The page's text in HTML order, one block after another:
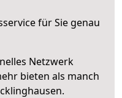
für Sie genau
Netzwerk
bieten als manch